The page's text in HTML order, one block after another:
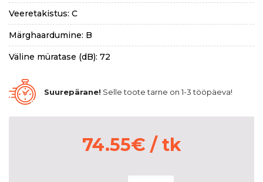
Veeretakistus: C
Märghaardumine: B
Väline müratase (dB): 72
Suurepärane! Selle toote tarne on 1-3 tööpäeva!
74.55€ / tk